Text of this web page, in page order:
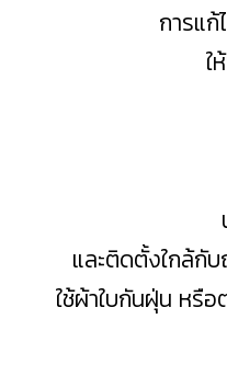
การแ
ใ
และติดตั้งใกล้กั
ใช้ผ้าใบกันฝุ่น ห